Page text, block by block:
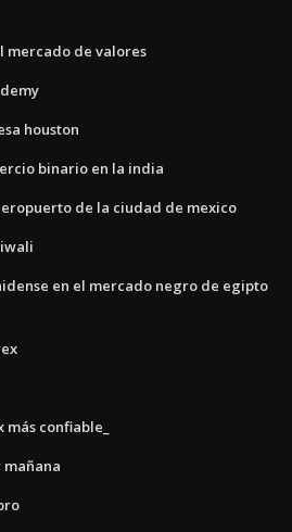
mercado de valores
houston
binario en la india
de la ciudad de mexico
en el mercado negro de egipto
confiable_